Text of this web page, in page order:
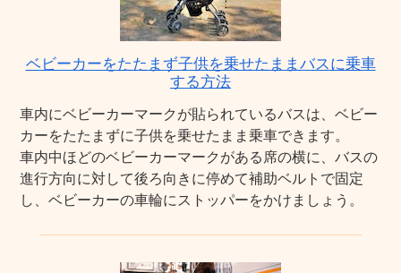
ベビーカーをたたまず子供を乗せたままバスに乗車
する方法
車内にベビーカーマークが貼られているバスは、ベビー
カーをたたまずに子供を乗せたまま乗車できます。
車内中ほどのベビーカーマークがある席の横に、バスの
進行方向に対して後ろ向きに停めて補助ベルトで固定
し、ベビーカーの車輪にストッパーをかけましょう。